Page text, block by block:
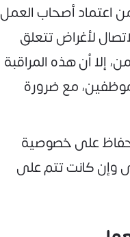
من اعتماد أصحاب العمل
لأغراض تتعلق
إلا أن هذه المراقبة
مع ضرورة
على خصوصية
وإن كانت تتم على